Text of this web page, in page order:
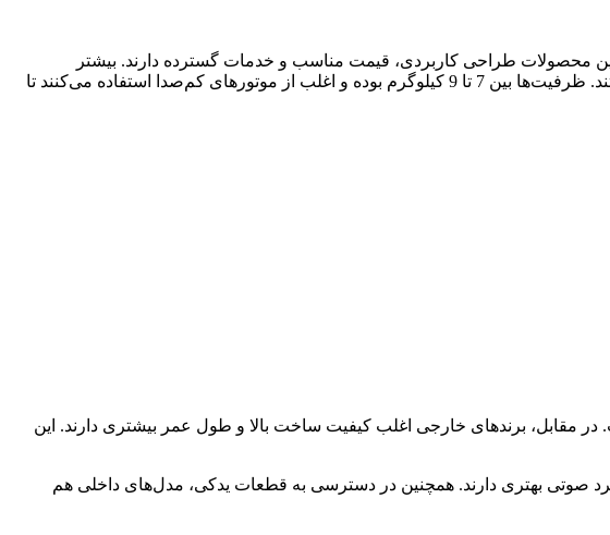
محصولات طراحی کاربردی، قیمت مناسب و خدمات گسترده دارند. بیشتر
ماشین‌های لباسشویی پاکشوما دارای برنامه‌های شستشو برای انواع لباس، سرعت چرخش بالا و مصرف انرژی بهینه هستند. ظرفیت‌ها بین 7 تا 9 کیلوگرم بوده و اغلب از موتورهای کم‌صدا استفاده می‌کنند تا
مقابل، برندهای خارجی اغلب کیفیت ساخت بالا و طول عمر بیشتری دارند. این
صوتی بهتری دارند. همچنین در دسترسی به قطعات یدکی، مدل‌های داخلی هم